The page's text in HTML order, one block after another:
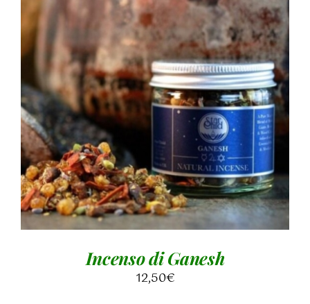
AGGIUNGI AL CARRELLO / DETTAGLI
Incenso di Ganesh
12,50€